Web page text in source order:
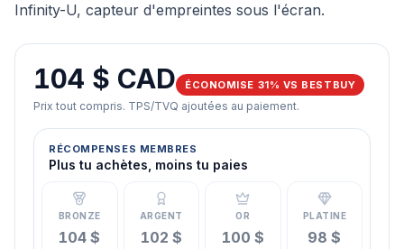
Infinity-U, capteur d'empreintes sous l'écran.
104 $ CAD ÉCONOMISE 31% VS BESTBUY
Prix tout compris. TPS/TVQ ajoutées au paiement.
RÉCOMPENSES MEMBRES
Plus tu achètes, moins tu paies
BRONZE
104 $
ARGENT
102 $
OR
100 $
PLATINE
98 $